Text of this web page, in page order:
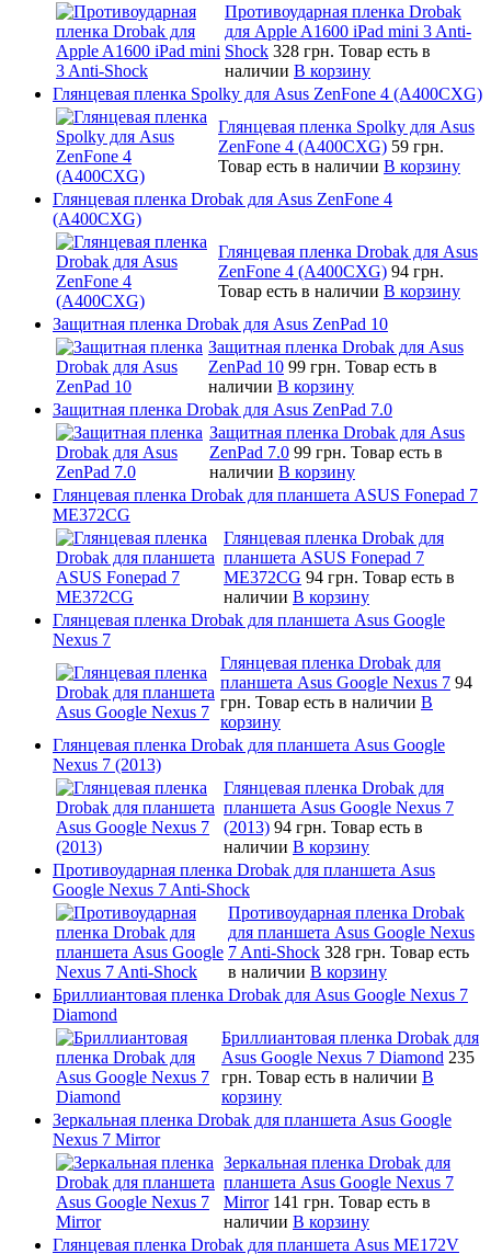
Противоударная пленка Drobak
для Apple A1600 iPad mini 3 Anti-
Shock 328 грн. Товар есть в
наличии В корзину
Глянцевая пленка Spolky для Asus ZenFone 4 (A400CXG)
Глянцевая пленка Spolky для Asus
ZenFone 4 (A400CXG) 59 грн.
Товар есть в наличии В корзину
Глянцевая пленка Drobak для Asus ZenFone 4
(A400CXG)
Глянцевая пленка Drobak для Asus
ZenFone 4 (A400CXG) 94 грн.
Товар есть в наличии В корзину
Защитная пленка Drobak для Asus ZenPad 10
Защитная пленка Drobak для Asus
ZenPad 10 99 грн. Товар есть в
наличии В корзину
Защитная пленка Drobak для Asus ZenPad 7.0
Защитная пленка Drobak для Asus
ZenPad 7.0 99 грн. Товар есть в
наличии В корзину
Глянцевая пленка Drobak для планшета ASUS Fonepad 7
ME372CG
Глянцевая пленка Drobak для
планшета ASUS Fonepad 7
ME372CG 94 грн. Товар есть в
наличии В корзину
Глянцевая пленка Drobak для планшета Asus Google
Nexus 7
Глянцевая пленка Drobak для
планшета Asus Google Nexus 7 94
грн. Товар есть в наличии В
корзину
Глянцевая пленка Drobak для планшета Asus Google
Nexus 7 (2013)
Глянцевая пленка Drobak для
планшета Asus Google Nexus 7
(2013) 94 грн. Товар есть в
наличии В корзину
Противоударная пленка Drobak для планшета Asus
Google Nexus 7 Anti-Shock
Противоударная пленка Drobak
для планшета Asus Google Nexus
7 Anti-Shock 328 грн. Товар есть
в наличии В корзину
Бриллиантовая пленка Drobak для Asus Google Nexus 7
Diamond
Бриллиантовая пленка Drobak для
Asus Google Nexus 7 Diamond 235
грн. Товар есть в наличии В
корзину
Зеркальная пленка Drobak для планшета Asus Google
Nexus 7 Mirror
Зеркальная пленка Drobak для
планшета Asus Google Nexus 7
Mirror 141 грн. Товар есть в
наличии В корзину
Глянцевая пленка Drobak для планшета Asus ME172V